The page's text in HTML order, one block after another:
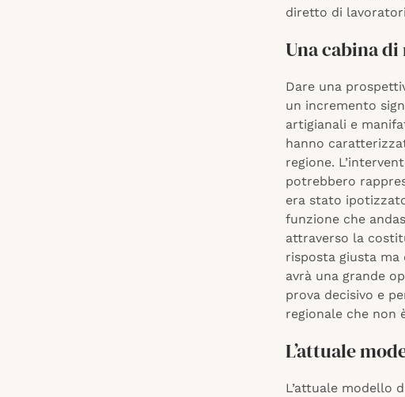
diretto di
Una cabina
Dare una
un incremento
artigianali e
hanno
regione.
potrebbero
era stato
funzione che
attraverso la
risposta giusta ma
avrà una grande
prova decisivo e
regionale che non
L’attuale
L’attuale modello